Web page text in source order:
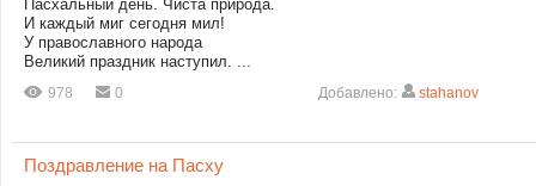
Пасхальный день. Чиста природа.
И каждый миг сегодня мил!
У православного народа
Великий праздник наступил. ...
978 0 Добавлено: stahanov
Поздравление на Пасху